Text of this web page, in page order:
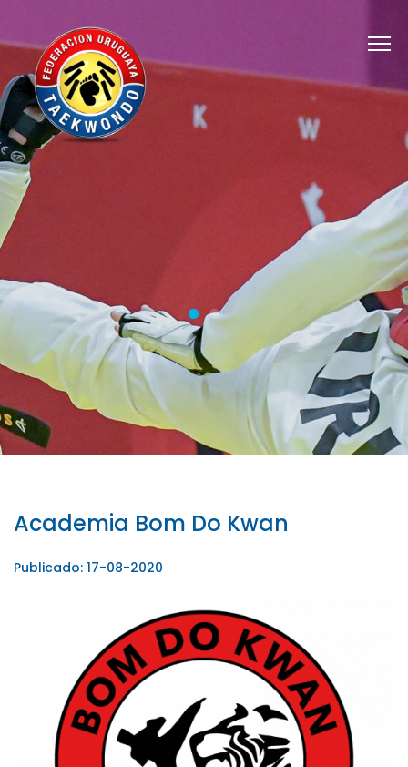
Academia Bom Do Kwan
Publicado: 17-08-2020